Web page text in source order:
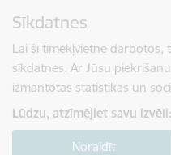
Sīkdatnes
Lai šī tīmekļvietne darbotos,
sīkdatnes. Ar Jūsu
izmantotas statistikas un
Lūdzu, atzīmējiet savu izvēli:
Noraidīt